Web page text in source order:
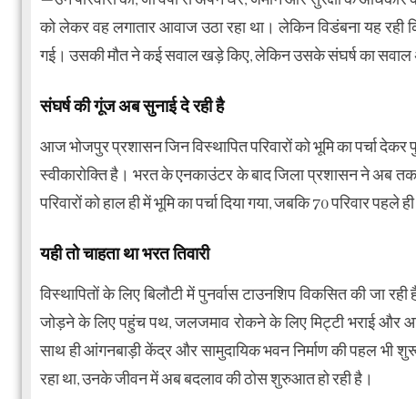
को लेकर वह लगातार आवाज उठा रहा था। लेकिन विडंबना यह
गई। उसकी मौत ने कई सवाल खड़े किए, लेकिन उसके संघर्ष का सवाल
संघर्ष की गूंज अब सुनाई दे रही है
आज भोजपुर प्रशासन जिन विस्थापित परिवारों को भूमि का पर्चा
स्वीकारोक्ति है। भरत के एनकाउंटर के बाद जिला प्रशासन ने अब तक
परिवारों को हाल ही में भूमि का पर्चा दिया गया, जबकि 70 परिवार पहले
यही तो चाहता था भरत तिवारी
विस्थापितों के लिए बिलौटी में पुनर्वास टाउनशिप विकसित की
जोड़ने के लिए पहुंच पथ, जलजमाव रोकने के लिए मिट्टी भराई और
साथ ही आंगनबाड़ी केंद्र और सामुदायिक भवन निर्माण की पहल भी
रहा था, उनके जीवन में अब बदलाव की ठोस शुरुआत हो रही है।